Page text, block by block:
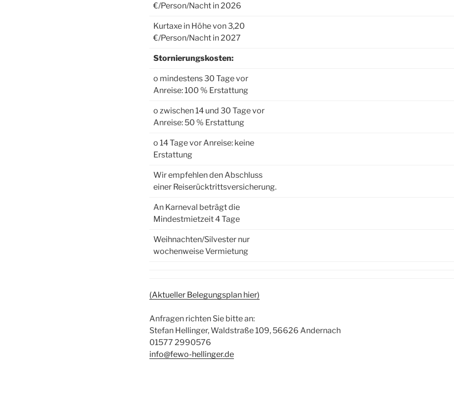
€/Person/Nacht in 2026
Kurtaxe in Höhe von 3,20
€/Person/Nacht in 2027
Stornierungskosten:
o mindestens 30 Tage vor
Anreise: 100 % Erstattung
o zwischen 14 und 30 Tage vor
Anreise: 50 % Erstattung
o 14 Tage vor Anreise: keine
Erstattung
Wir empfehlen den Abschluss
einer Reiserücktrittsversicherung.
An Karneval beträgt die
Mindestmietzeit 4 Tage
Weihnachten/Silvester nur
wochenweise Vermietung
(Aktueller Belegungsplan hier)
Anfragen richten Sie bitte an:
Stefan Hellinger, Waldstraße 109, 56626 Andernach
01577 2990576
info@fewo-hellinger.de